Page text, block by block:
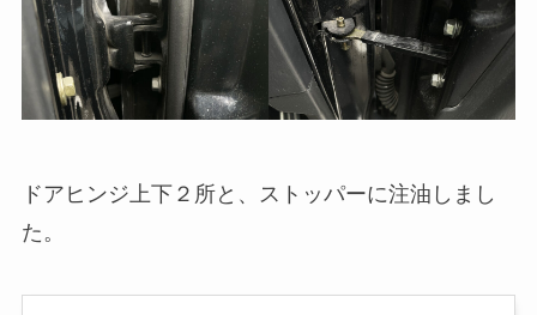
ドアヒンジ上下２所と、ストッパーに注油しまし
た。